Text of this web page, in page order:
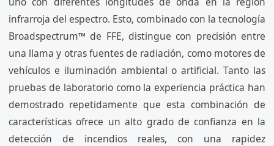
infrarroja del espectro. Esto, combinado con la tecnología
Broadspectrum™ de FFE, distingue con precisión entre
una llama y otras fuentes de radiación, como motores de
vehículos e iluminación ambiental o artificial. Tanto las
pruebas de laboratorio como la experiencia práctica han
demostrado repetidamente que esta combinación de
características ofrece un alto grado de confianza en la
detección de incendios reales, con una rapidez